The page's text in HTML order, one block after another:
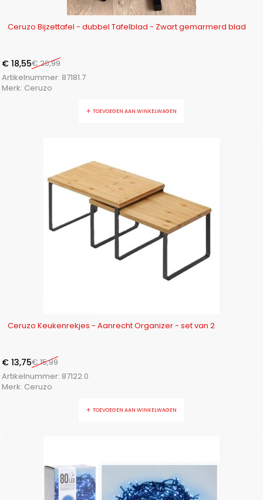
-12%
Ceruzo Bijzettafel - dubbel Tafelblad - Zwart gemarmerd blad
€20,99
€ 18,55
Artikelnummer: 87181.7
Merk: Ceruzo
TOEVOEGEN AAN WINKELWAGEN
-14%
Ceruzo Keukenrekjes - Aanrecht Organizer - set van 2
€15,99
€ 13,75
Artikelnummer: 87122.0
Merk: Ceruzo
TOEVOEGEN AAN WINKELWAGEN